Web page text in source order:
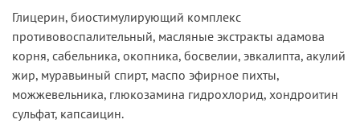
Глицерин, биостимулирующий комплекс
противовоспалитель­ный, масляные экстракты адамова
корня, сабельника, окопника, босвелии, эвка­липта, акулий
жир, муравьиный спирт, маспо эфирное пихты,
можжевельника, глюкозамина гидрохлорид, хондроитин
сульфат, капсаицин.